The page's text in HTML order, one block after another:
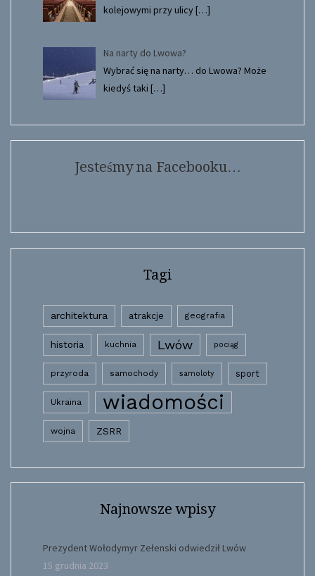
kolejowymi przy ulicy[…]
Na narty do Lwowa?
Wybrać się na narty… do Lwowa? Może
kiedyś taki […]
Jesteśmy na Facebooku…
Tagi
architektura atrakcje geografia
historia kuchnia Lwów pociąg
przyroda samochody samoloty sport
Ukraina wiadomości
wojna ZSRR
Najnowsze wpisy
Prezydent Wołodymyr Zełenski odwiedził Lwów
15 grudnia 2023